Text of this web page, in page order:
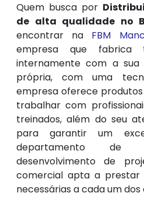
Quem busca por
de alta qualidade no
encontrar na FBM
empresa que fabrica
internamente com a sua
própria, com uma
empresa oferece
trabalhar com
treinados, além do seu
para garantir um
departamento de
desenvolvimento de
comercial apta a prestar
necessárias a cada um dos